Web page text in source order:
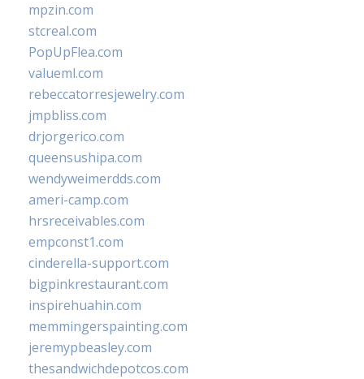
mpzin.com
stcreal.com
PopUpFlea.com
valueml.com
rebeccatorresjewelry.com
jmpbliss.com
drjorgerico.com
queensushipa.com
wendyweimerdds.com
ameri-camp.com
hrsreceivables.com
empconst1.com
cinderella-support.com
bigpinkrestaurant.com
inspirehuahin.com
memmingerspainting.com
jeremypbeasley.com
thesandwichdepotcos.com